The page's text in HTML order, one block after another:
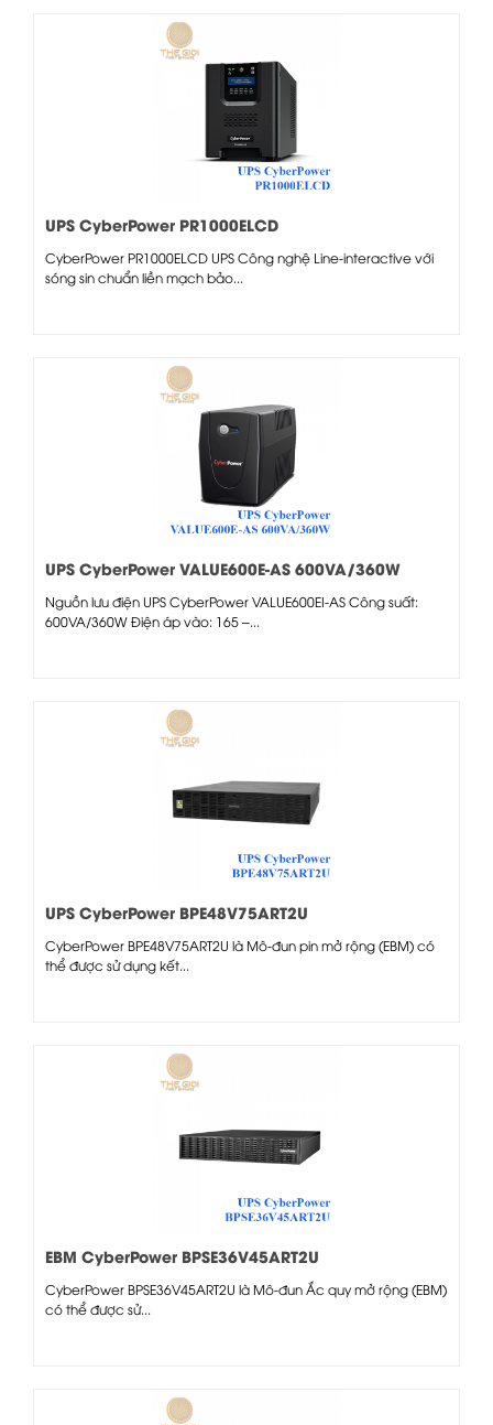
UPS CyberPower PR1000ELCD
CyberPower PR1000ELCD UPS Công nghệ Line-interactive với
sóng sin chuẩn liền mạch bảo...
UPS CyberPower VALUE600E-AS 600VA/360W
Nguồn lưu điện UPS CyberPower VALUE600EI-AS Công suất:
600VA/360W Điện áp vào: 165 –...
UPS CyberPower BPE48V75ART2U
CyberPower BPE48V75ART2U là Mô-đun pin mở rộng (EBM) có
thể được sử dụng kết...
EBM CyberPower BPSE36V45ART2U
CyberPower BPSE36V45ART2U là Mô-đun Ắc quy mở rộng (EBM)
có thể được sử...